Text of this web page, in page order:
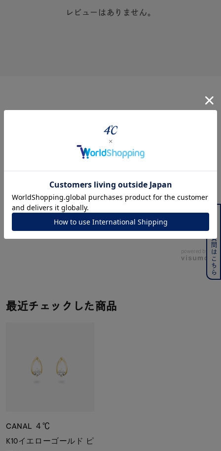
レビューはありません。
ジュエリーを色々な角度で
powered by
最近チェックした商品
CANAL ４℃
K10イエローゴールド ピ
よくある質問はこちら